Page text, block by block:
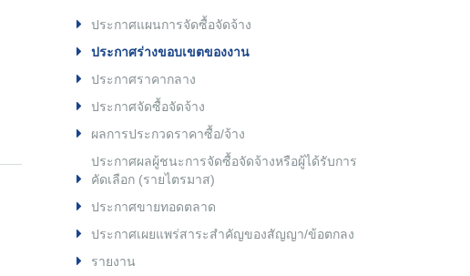
ประกาศแผนการจัดซื้อจัดจ้าง
ประกาศร่างขอบเขตของงาน
ประกาศราคากลาง
ประกาศจัดซื้อจัดจ้าง
ผลการประกวดราคาซื้อ/จ้าง
ประกาศผลผู้ชนะการจัดซื้อจัดจ้างหรือผู้ได้รับการ
คัดเลือก (รายไตรมาส)
ประกาศขายทอดตลาด
ประกาศเผยแพร่สาระสำคัญของสัญญา/ข้อตกลง
รายงาน